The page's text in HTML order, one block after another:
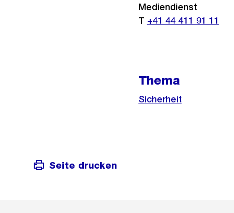
Mediendienst
T +41 44 411 91 11
Thema
Sicherheit
Seite drucken